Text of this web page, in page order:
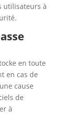
utilisateurs à
en toute
en cas de
cause
de
à